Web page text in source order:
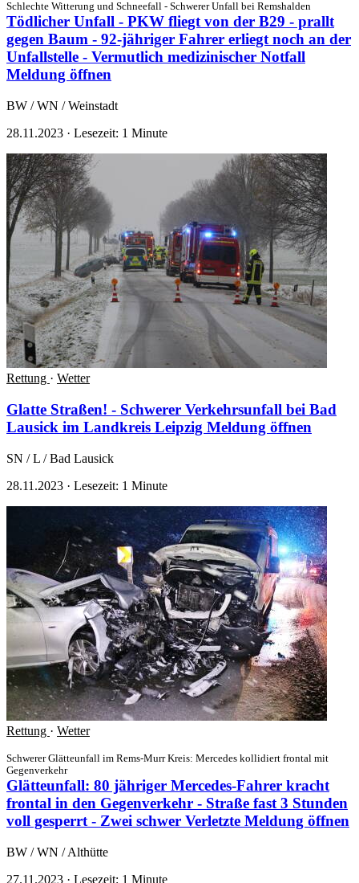
Schlechte Witterung und Schneefall - Schwerer Unfall bei Remshalden
Tödlicher Unfall - PKW fliegt von der B29 - prallt
gegen Baum - 92-jähriger Fahrer erliegt noch an der
Unfallstelle - Vermutlich medizinischer Notfall
Meldung öffnen
BW / WN / Weinstadt
28.11.2023 · Lesezeit: 1 Minute
Rettung · Wetter
Glatte Straßen! - Schwerer Verkehrsunfall bei Bad
Lausick im Landkreis Leipzig Meldung öffnen
SN / L / Bad Lausick
28.11.2023 · Lesezeit: 1 Minute
Rettung · Wetter
Schwerer Glätteunfall im Rems-Murr Kreis: Mercedes kollidiert frontal mit
Gegenverkehr
Glätteunfall: 80 jähriger Mercedes-Fahrer kracht
frontal in den Gegenverkehr - Straße fast 3 Stunden
voll gesperrt - Zwei schwer Verletzte Meldung öffnen
BW / WN / Althütte
27.11.2023 · Lesezeit: 1 Minute